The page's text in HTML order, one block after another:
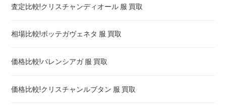
エルメス hウォッチ 買取 ! 高く売るには
エルメス ケープコッド 買取 ! 高く売るには
査定比較!クリスチャンディオール 服 買取
相場比較!ボッテガヴェネタ 服 買取
価格比較!バレンシアガ 服 買取
価格比較!クリスチャンルブタン 服 買取